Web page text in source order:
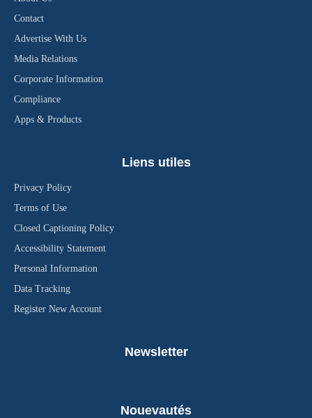
Contact
Advertise With Us
Media Relations
Corporate Information
Compliance
Apps & Products
Liens utiles
Privacy Policy
Terms of Use
Closed Captioning Policy
Accessibility Statement
Personal Information
Data Tracking
Register New Account
Newsletter
Nouevautés